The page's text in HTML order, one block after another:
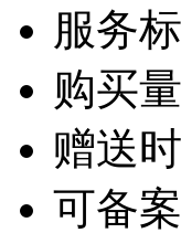
服务
购买量
赠送
可备